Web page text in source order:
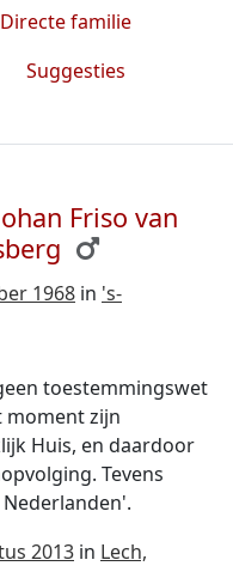
Directe familie
Suggesties
Friso van
1968 in 's-
toestemmingswet
moment zijn
Huis, en daardoor
Tevens
2013 in Lech,